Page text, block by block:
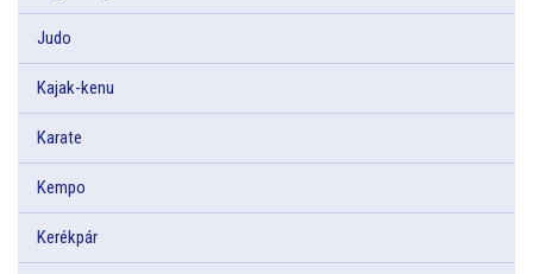
Judo
Kajak-kenu
Karate
Kempo
Kerékpár